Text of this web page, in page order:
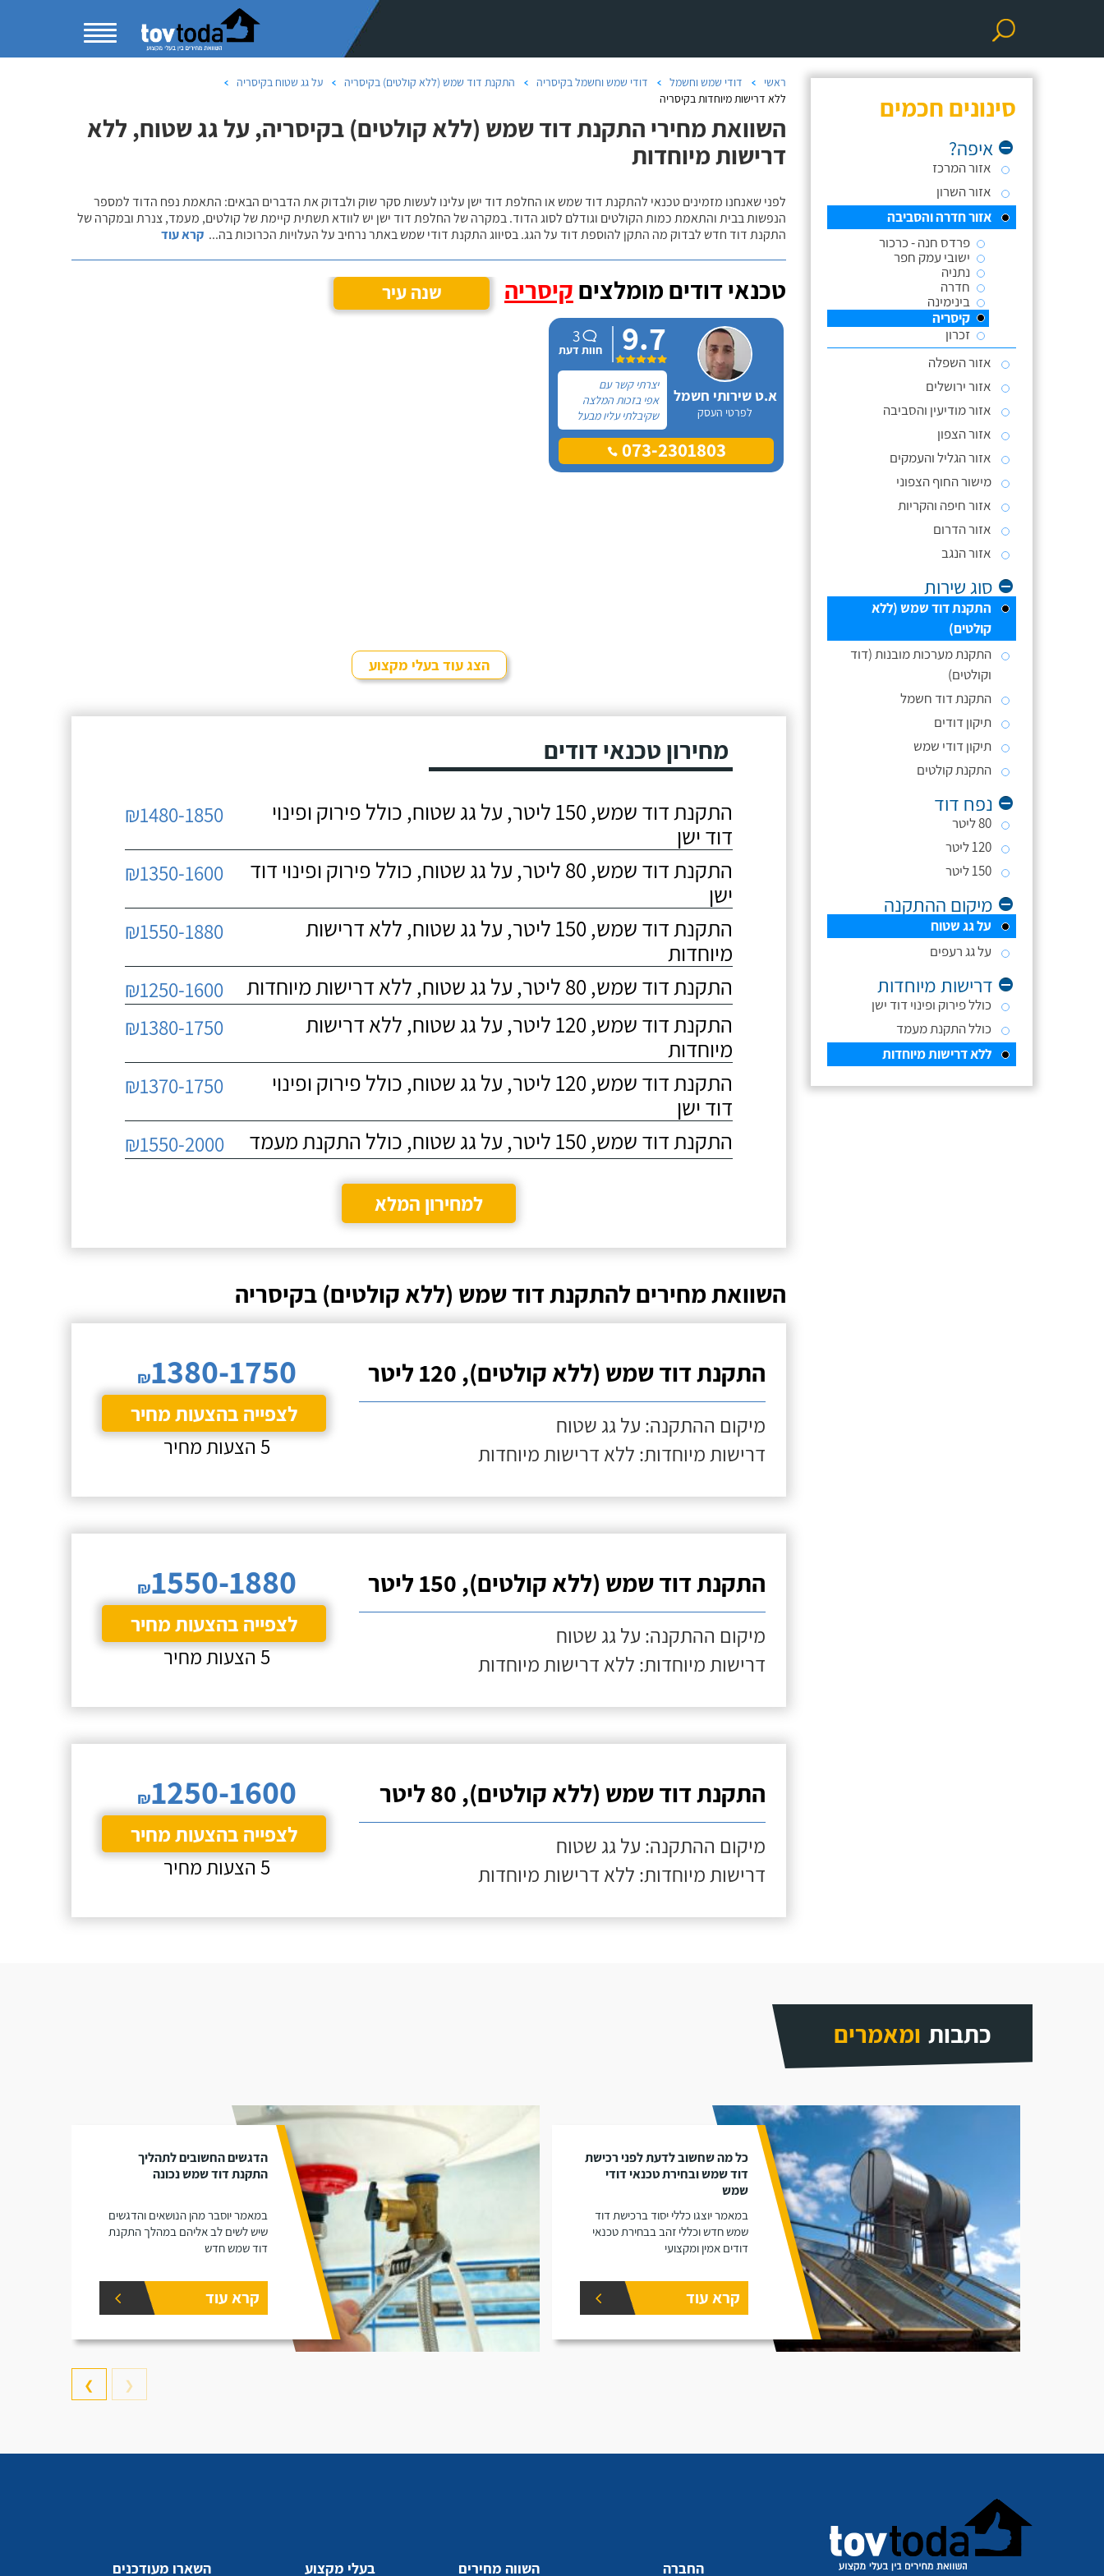
סינונים חכמים
איפה?
אזור המרכז
אזור השרון
אזור חדרה והסביבה
פרדס חנה - כרכור
ישובי עמק חפר
נתניה
חדרה
בינימינה
קיסריה
זכרון
אזור השפלה
אזור ירושלים
אזור מודיעין והסביבה
אזור הצפון
אזור הגליל והעמקים
מישור החוף הצפוני
אזור חיפה והקריות
אזור הדרום
אזור הנגב
סוג שירות
התקנת דוד שמש (ללא
קולטים)
התקנת מערכות מובנות (דוד
וקולטים)
התקנת דוד חשמל
תיקון דודים
תיקון דודי שמש
התקנת קולטים
נפח דוד
80 ליטר
120 ליטר
150 ליטר
מיקום ההתקנה
על גג שטוח
על גג רעפים
דרישות מיוחדות
כולל פירוק ופינוי דוד ישן
כולל התקנת מעמד
ללא דרישות מיוחדות
ראשי דודי שמש וחשמל דודי שמש וחשמל בקיסריה התקנת דוד שמש (ללא קולטים) בקיסריה
על גג שטוח בקיסריה
ללא דרישות מיוחדות בקיסריה
השוואת מחירי התקנת דוד שמש (ללא קולטים) בקיסריה, על גג שטוח, ללא
דרישות מיוחדות
לפני שאנחנו מזמינים טכנאי להתקנת דוד שמש או החלפת דוד ישן עלינו לעשות סקר שוק ולבדוק את הדברים הבאים: התאמת נפח הדוד למספר
הנפשות בבית והתאמת כמות הקולטים וגודלם לסוג הדוד. במקרה של החלפת דוד ישן יש לוודא תשתית קיימת של קולטים, מעמד, צנרת ובמקרה של
התקנת דוד חדש לבדוק מה התקן להוספת דוד על הגג. בסיווג התקנת דודי שמש באתר נרחיב על העלויות הכרוכות בה... קרא עוד
טכנאי דודים מומלצים קיסריה שנה עיר
א.ט שירותי חשמל
לפרטי העסק
9.7
3
חוות דעת
יצרתי קשר עם
אפי בזכות המלצה
שקיבלתי עליו מבעל
מקצוע אחר ובסופו של
דבר, התרשמתי ממנו
לטובה בשיחת הטלפון073-2301803
הצג עוד בעלי מקצוע
מחירון טכנאי דודים
התקנת דוד שמש, 150 ליטר, על גג שטוח, כולל פירוק ופינוי
דוד ישן
₪1480-1850
התקנת דוד שמש, 80 ליטר, על גג שטוח, כולל פירוק ופינוי דוד
ישן
₪1350-1600
התקנת דוד שמש, 150 ליטר, על גג שטוח, ללא דרישות
מיוחדות
₪1550-1880
התקנת דוד שמש, 80 ליטר, על גג שטוח, ללא דרישות מיוחדות ₪1250-1600
התקנת דוד שמש, 120 ליטר, על גג שטוח, ללא דרישות
מיוחדות
₪1380-1750
התקנת דוד שמש, 120 ליטר, על גג שטוח, כולל פירוק ופינוי
דוד ישן
₪1370-1750
התקנת דוד שמש, 150 ליטר, על גג שטוח, כולל התקנת מעמד ₪1550-2000
למחירון המלא
השוואת מחירים להתקנת דוד שמש (ללא קולטים) בקיסריה
התקנת דוד שמש (ללא קולטים), 120 ליטר
מיקום ההתקנה: על גג שטוח
דרישות מיוחדות: ללא דרישות מיוחדות
₪1380-1750
לצפייה בהצעות מחיר
5 הצעות מחיר
התקנת דוד שמש (ללא קולטים), 150 ליטר
מיקום ההתקנה: על גג שטוח
דרישות מיוחדות: ללא דרישות מיוחדות
₪1550-1880
לצפייה בהצעות מחיר
5 הצעות מחיר
התקנת דוד שמש (ללא קולטים), 80 ליטר
מיקום ההתקנה: על גג שטוח
דרישות מיוחדות: ללא דרישות מיוחדות
₪1250-1600
לצפייה בהצעות מחיר
5 הצעות מחיר
כתבות ומאמרים
כל מה שחשוב לדעת לפני רכישת
דוד שמש ובחירת טכנאי דודי
שמש
במאמר יוצגו כללי יסוד ברכישת דוד
שמש חדש וכללי זהב בבחירת טכנאי
דודים אמין ומקצועי
קרא עוד
הדגשים החשובים לתהליך
התקנת דוד שמש נכונה
במאמר יוסבר מהן הנושאים והדגשים
שיש לשים לב אליהם במהלך התקנת
דוד שמש חדש
קרא עוד
❮
❯
החברה השווה מחירים בעלי מקצוע השארו מעודכנים